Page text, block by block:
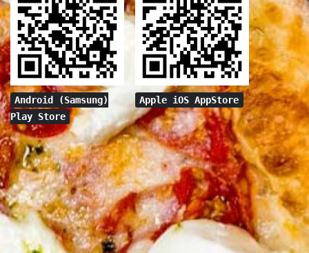
Android (Samsung)
Play Store
Apple iOS AppStore